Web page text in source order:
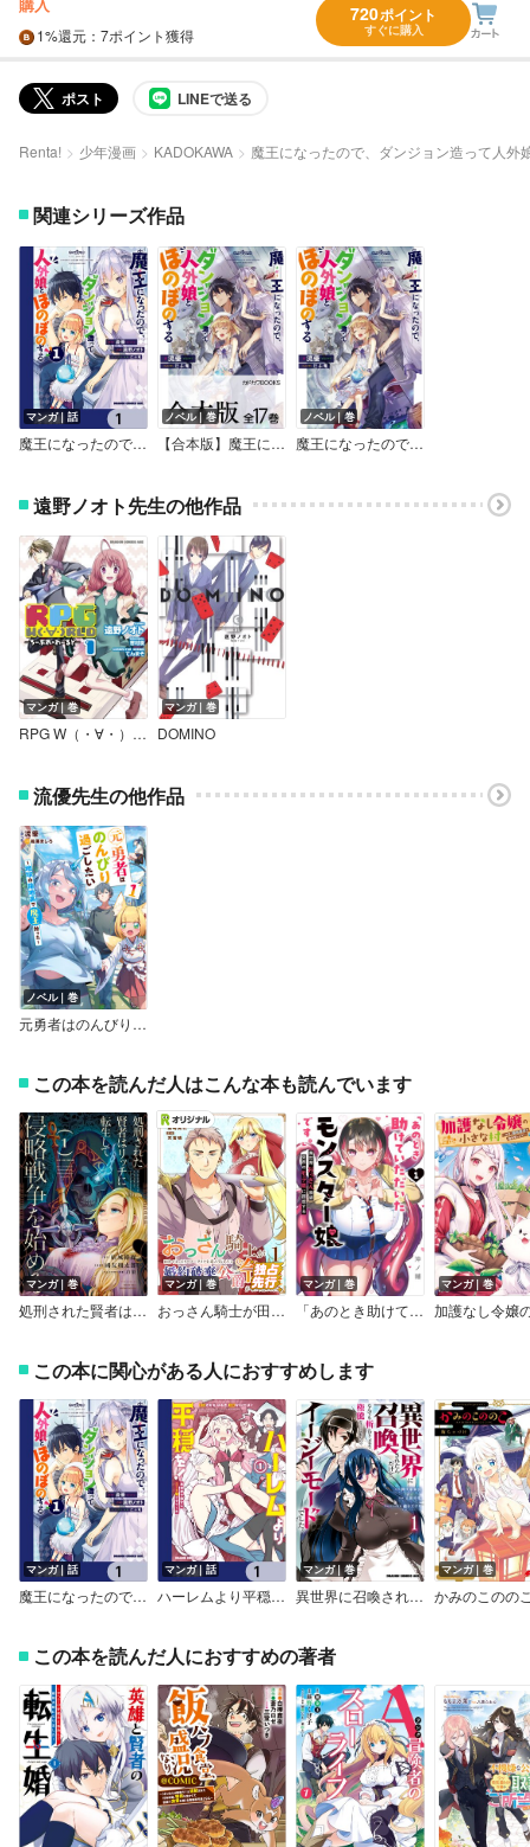
1%還元 ：7ポイント獲得
720ポイント
すぐに購入
ポスト LINEで送る
Renta! 少年漫画 KADOKAWA 魔王になったので、ダンジョン造って人外
関連シリーズ作品
マンガ｜話
魔王になったので、ダンジョン造って人外娘とほのぼのする【分冊版】
ノベル｜巻
【合本版】魔王になったので、ダンジョン造って人外娘とほのぼのする
ノベル｜巻
魔王になったので、ダンジョン造って人外娘とほのぼのする
遠野ノオト先生の他作品
マンガ｜巻
RPG W（・∀・）RLD ―ろーぷれ・わーるど―
マンガ｜巻
DOMINO
流優先生の他作品
ノベル｜巻
元勇者はのんびり過ごしたい ～地球の路地裏で魔王拾った～
この本を読んだ人はこんな本も読んでいます
マンガ｜巻
処刑された賢者はリッチに転生して侵略戦争を始める【デジタル版限定特典付き】
マンガ｜巻
おっさん騎士が田舎でまったりスローライフを送ろうとしたら婚約破棄された公爵令嬢が転がり込んできた件【Renta！限定版】
マンガ｜巻
「あのとき助けていただいたモンスター娘です。」異世界おっさん教師 突然のモテ期に困惑する
マンガ｜巻
この本に関心がある人におすすめします
マンガ｜話
魔王になったので、ダンジョン造って人外娘とほのぼのする【分冊版】
マンガ｜話
ハーレムより平穏を！ 異世界で静かにニート姫させてくれ【分冊版】
マンガ｜巻
異世界に召喚されたんだけど、なんでも斬れてしまう権能を手に入れたのでイージーモードでした。
マンガ｜巻
かみのこのの
この本を読んだ人におすすめの著者